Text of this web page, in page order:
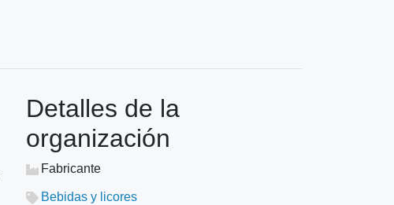
Detalles de la
organización
Fabricante
Bebidas y licores